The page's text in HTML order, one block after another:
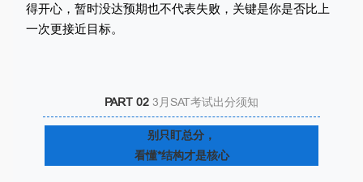
得开心，暂时没达预期也不代表失败，关键是你是否比上
一次更接近目标。
PART 02 3月SAT考试出分须知
别只盯总分，
看懂*结构才是核心